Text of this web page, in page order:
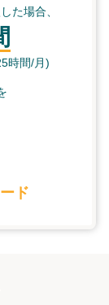
た場合、
時間/月)
ド